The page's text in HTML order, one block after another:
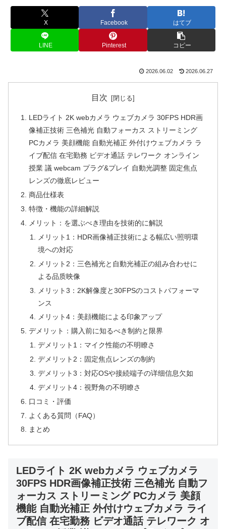
X Facebook はてブ
LINE Pinterest コピー
2026.06.02 2026.06.27
目次
LEDライト 2K webカメラ ウェブカメラ 30FPS HDR画
像補正技術 三色補光 自動フォーカス ストリーミング
PCカメラ 美顔機能 自動光補正 外付けウェブカメラ ラ
イブ配信 在宅勤務 ビデオ通話 テレワーク オンライン
授業 議 webcam プラグ&プレイ 自動光調整 固定焦点
レンズの徹底レビュー
商品仕様表
特徴・機能の詳細解説
メリット：を選ぶべき理由を技術的に解説
メリット1：HDR画像補正技術による幅広い照明環
境への対応
メリット2：三色補光と自動光補正の組み合わせに
よる品质映像
メリット3：2K解像度と30FPSのコストパフォーマ
ンス
メリット4：美顔機能による印象アップ
デメリット：購入前に知るべき制約と限界
デメリット1：マイク性能の不明瞭さ
デメリット2：固定焦点レンズの制約
デメリット3：対応OSや接続端子の详细信息欠如
デメリット4：視野角の不明瞭さ
口コミ・評価
よくある質問（FAQ）
まとめ
LEDライト 2K webカメラ ウェブカメラ
30FPS HDR画像補正技術 三色補光 自動フ
ォーカス ストリーミング PCカメラ 美顔
機能 自動光補正 外付けウェブカメラ ライ
ブ配信 在宅勤務 ビデオ通話 テレワーク オ